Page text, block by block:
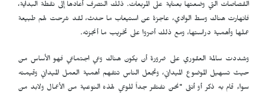
القصاصات التي وضعتها بعناية على المربعات. ذلك التصرف أعادها إلى نقطة البداية،
فانهارت هناك وسط الوادي، عاجزة عن استيعاب ما حدث، لقد شرحت لهم طبيعة
عملها وأهمية دراستها، ومع ذلك أصرّوا على تخريب ما أنجزته.
وشددت سالمة العقوري على ضرورة أن يكون هناك وعي اجتماعي فهو الأساس من
حيث تسهيل الموضوع الميداني، وتجعل الناس تتفهم أهمية العمل الميداني وقيمته
سواء قام به ذكر أو أنثى "نحن نفتقر جداً للوعي لهذه النوعية من الأعمال ولابد من